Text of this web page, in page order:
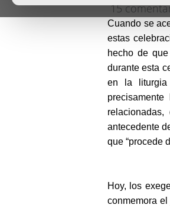
15
Cuando se
estas
hecho de
durante esta
en la liturgia
antecedente
que “procede
Hoy, los
conmemora